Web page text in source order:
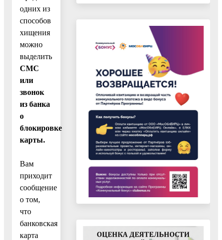
одних из
способов
хищения
можно
выделить
СМС
или
звонок
из банка
о
блокировке
карты.
Вам
приходит
сообщение
о том,
что
банковская
карта